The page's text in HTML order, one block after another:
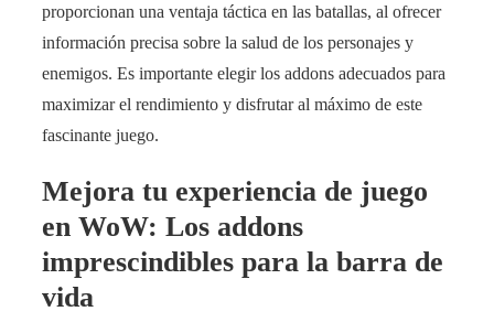
proporcionan una ventaja táctica en las batallas, al ofrecer
información precisa sobre la salud de los personajes y
enemigos. Es importante elegir los addons adecuados para
maximizar el rendimiento y disfrutar al máximo de este
fascinante juego.
Mejora tu experiencia de juego
en WoW: Los addons
imprescindibles para la barra de
vida